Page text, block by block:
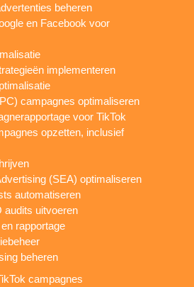
beheren
en Facebook voor
implementeren
campagnes optimaliseren
voor TikTok
opzetten, inclusief
(SEA) optimaliseren
automatiseren
audits uitvoeren
rapportage
beheren
campagnes